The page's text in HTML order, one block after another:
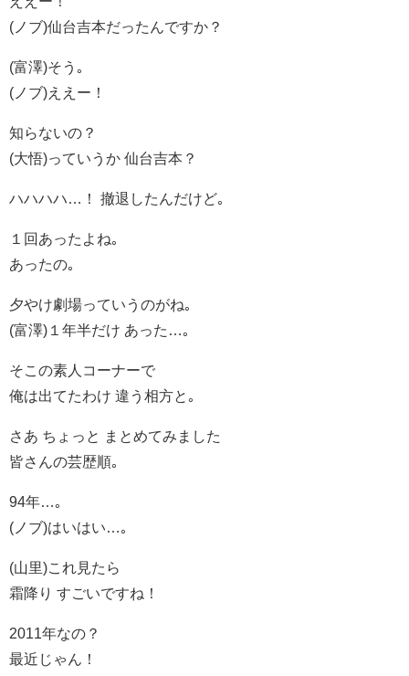
(ノブ)仙台吉本だったんですか？
(富澤)そう｡
(ノブ)ええー！
知らないの？
(大悟)っていうか 仙台吉本？
ハハハハ…！ 撤退したんだけど｡
１回あったよね｡
あったの｡
夕やけ劇場っていうのがね｡
(富澤)１年半だけ あった…｡
そこの素人コーナーで
俺は出てたわけ 違う相方と｡
さあ ちょっと まとめてみました
皆さんの芸歴順｡
94年…｡
(ノブ)はいはい…｡
(山里)これ見たら
霜降り すごいですね！
2011年なの？
最近じゃん！